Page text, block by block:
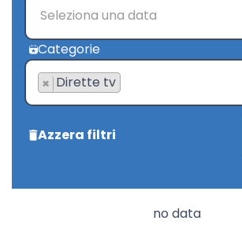
Seleziona una data
Categorie
× Dirette tv
Azzera filtri
no data